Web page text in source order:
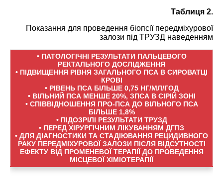
Таблиця 2.
Показання для проведення біопсії передміхурової
залози під ТРУЗД наведенням
• ПАТОЛОГІЧНІ РЕЗУЛЬТАТИ ПАЛЬЦЕВОГО
РЕКТАЛЬНОГО ДОСЛІДЖЕННЯ
• ПІДВИЩЕННЯ РІВНЯ ЗАГАЛЬНОГО ПСА В СИРОВАТЦІ
КРОВІ
• РІВЕНЬ ПСА БІЛЬШЕ 0,75 НГ/МЛ/ГОД
• ВІЛЬНИЙ ПСА МЕНШЕ 20%, ЗПСА В СІРІЙ ЗОНІ
• СПІВВІДНОШЕННЯ ПРО-ПСА ДО ВІЛЬНОГО ПСА
БІЛЬШЕ 1,8%
• ПІДОЗРІЛІ РЕЗУЛЬТАТИ ТРУЗД
• ПЕРЕД ХІРУРГІЧНИМ ЛІКУВАННЯМ ДГПЗ
• ДЛЯ ДІАГНОСТИКИ ТА СТАДІЮВАННЯ РЕЦИДИВНОГО
РАКУ ПЕРЕДМІХУРОВОЇ ЗАЛОЗИ ПІСЛЯ ВІДСУТНОСТІ
ЕФЕКТУ ВІД ПРОМЕНЕВОЇ ТЕРАПІЇ ДО ПРОВЕДЕННЯ
МІСЦЕВОЇ ХІМІОТЕРАПІЇ